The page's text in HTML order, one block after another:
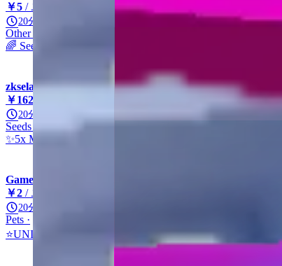
￥5 / ユニット
20分
Other
🌈 Seed🌈
zkselah
￥162
20分
Seeds Other
✨5x Mega Seed✨
GameNation
￥2 / ユニット
20分
Pets
⭐UNICORN